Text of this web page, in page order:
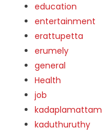
education
entertainment
erattupetta
erumely
general
Health
job
kadaplamattam
kaduthuruthy